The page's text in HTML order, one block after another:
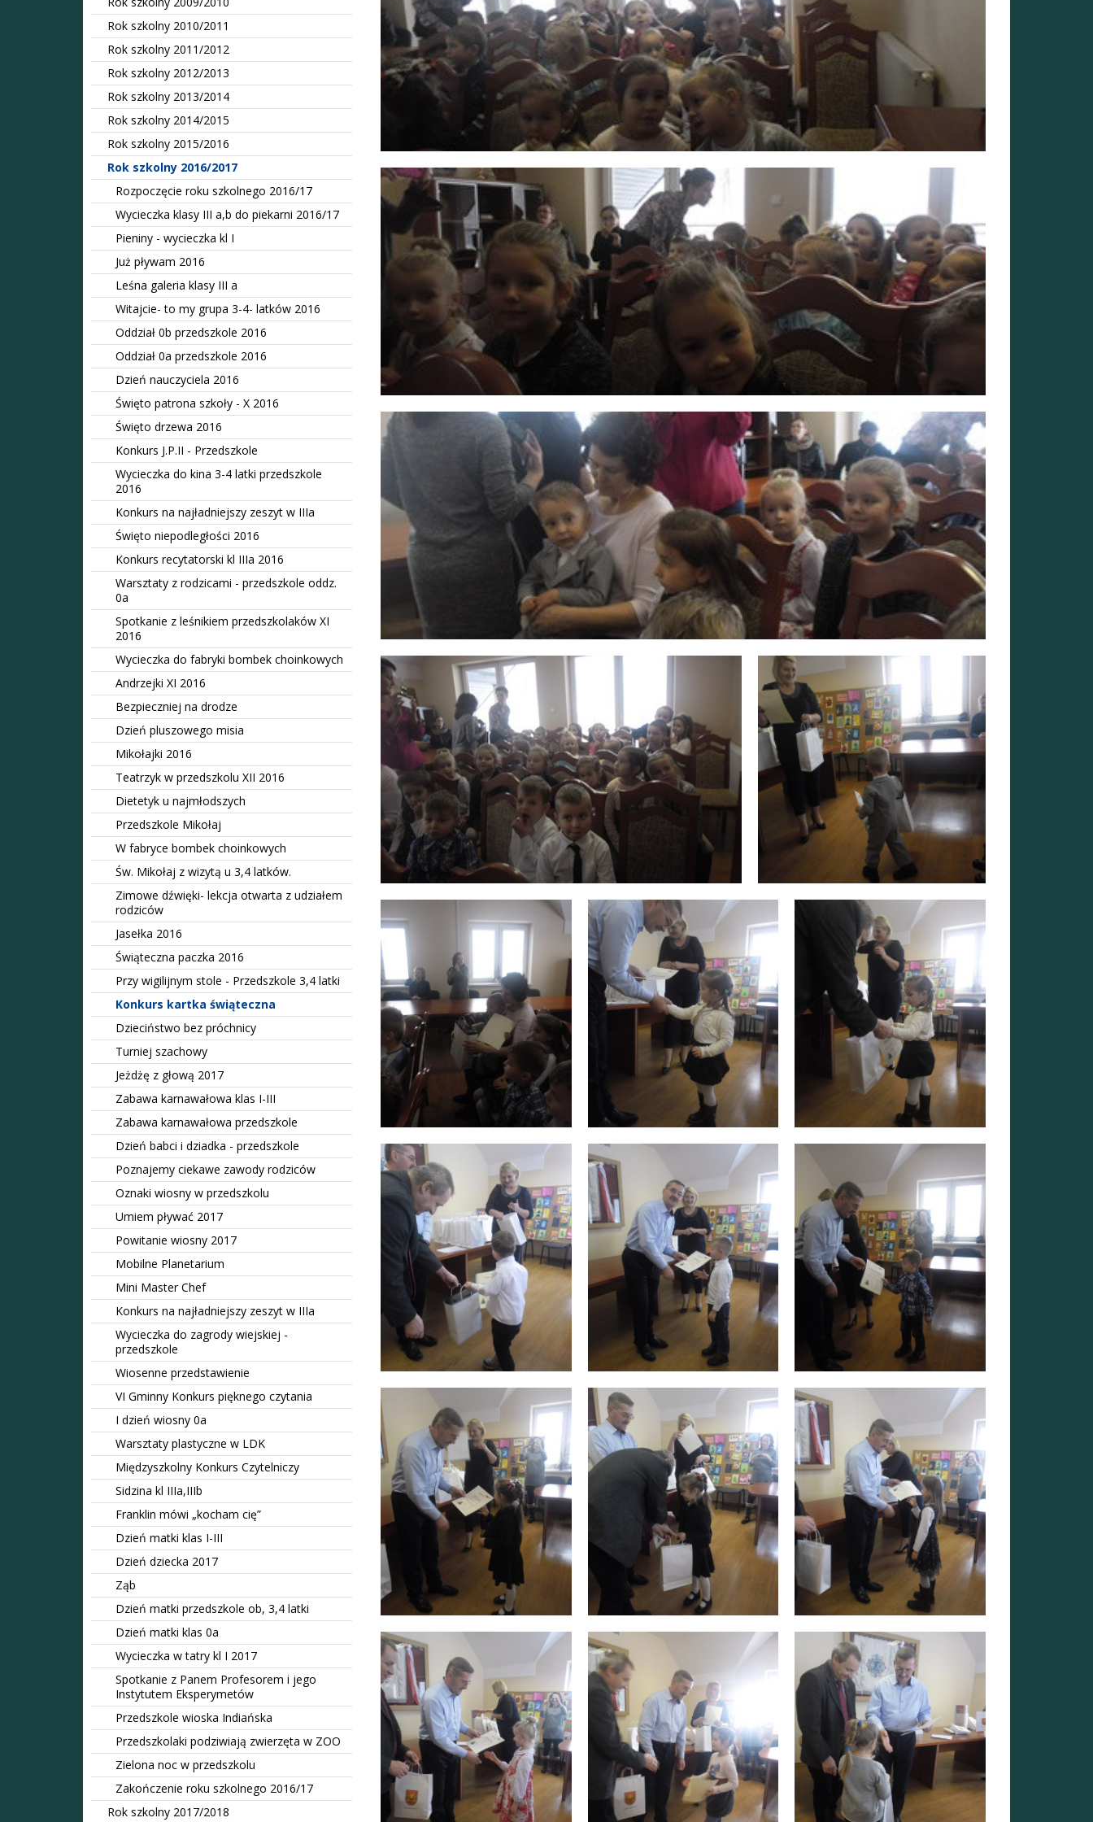
Rok szkolny 2010/2011
Rok szkolny 2011/2012
Rok szkolny 2012/2013
Rok szkolny 2013/2014
Rok szkolny 2014/2015
Rok szkolny 2015/2016
Rok szkolny 2016/2017
Rozpoczęcie roku szkolnego 2016/17
Wycieczka klasy III a,b do piekarni 2016/17
Pieniny - wycieczka kl I
Już pływam 2016
Leśna galeria klasy III a
Witajcie- to my grupa 3-4- latków 2016
Oddział 0b przedszkole 2016
Oddział 0a przedszkole 2016
Dzień nauczyciela 2016
Święto patrona szkoły - X 2016
Święto drzewa 2016
Konkurs J.P.II - Przedszkole
Wycieczka do kina 3-4 latki przedszkole
2016
Konkurs na najładniejszy zeszyt w IIIa
Święto niepodległości 2016
Konkurs recytatorski kl IIIa 2016
Warsztaty z rodzicami - przedszkole oddz.
0a
Spotkanie z leśnikiem przedszkolaków XI
2016
Wycieczka do fabryki bombek choinkowych
Andrzejki XI 2016
Bezpieczniej na drodze
Dzień pluszowego misia
Mikołajki 2016
Teatrzyk w przedszkolu XII 2016
Dietetyk u najmłodszych
Przedszkole Mikołaj
W fabryce bombek choinkowych
Św. Mikołaj z wizytą u 3,4 latków.
Zimowe dźwięki- lekcja otwarta z udziałem
rodziców
Jasełka 2016
Świąteczna paczka 2016
Przy wigilijnym stole - Przedszkole 3,4 latki
Konkurs kartka świąteczna
Dzieciństwo bez próchnicy
Turniej szachowy
Jeżdżę z głową 2017
Zabawa karnawałowa klas I-III
Zabawa karnawałowa przedszkole
Dzień babci i dziadka - przedszkole
Poznajemy ciekawe zawody rodziców
Oznaki wiosny w przedszkolu
Umiem pływać 2017
Powitanie wiosny 2017
Mobilne Planetarium
Mini Master Chef
Konkurs na najładniejszy zeszyt w IIIa
Wycieczka do zagrody wiejskiej -
przedszkole
Wiosenne przedstawienie
VI Gminny Konkurs pięknego czytania
I dzień wiosny 0a
Warsztaty plastyczne w LDK
Międzyszkolny Konkurs Czytelniczy
Sidzina kl IIIa,IIIb
Franklin mówi „kocham cię”
Dzień matki klas I-III
Dzień dziecka 2017
Ząb
Dzień matki przedszkole ob, 3,4 latki
Dzień matki klas 0a
Wycieczka w tatry kl I 2017
Spotkanie z Panem Profesorem i jego
Instytutem Eksperymetów
Przedszkole wioska Indiańska
Przedszkolaki podziwiają zwierzęta w ZOO
Zielona noc w przedszkolu
Zakończenie roku szkolnego 2016/17
Rok szkolny 2017/2018